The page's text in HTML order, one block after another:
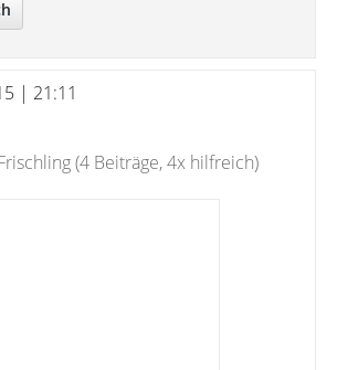
| 21:11
(4 Beiträge, 4x hilfreich)